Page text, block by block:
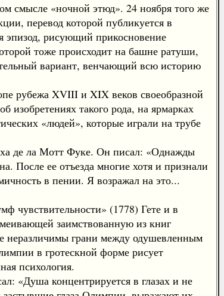
смысле «ночной этюд». 24 ноября того же
перевод которой публикуется в
эпизод, рисующий прикосновение
тоже происходит на башне ратуши,
вариант, венчающий всю историю
рубежа XVIII и XIX веков своеобразной
такого рода, на ярмарках
«людей», которые играли на трубе
де ла Мотт Фуке. Он писал: «Однажды
После ее отъезда многие хотя и признали
в пении. Я возражал на это...
чувствительности» (1778) Гете и в
заимствованную из книг
неразличимы грани между одушевленным
в гротескной форме рисует
психология.
«Душа концентрируется в глазах и не